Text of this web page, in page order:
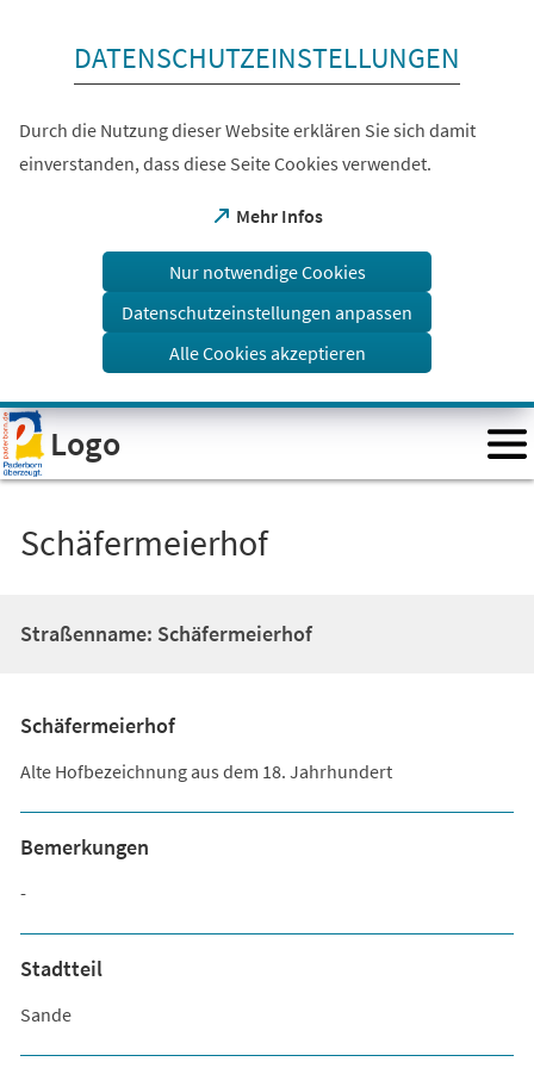
Visuelle
Assistenzsoftware
öffnen.
DATENSCHUTZEINSTELLUNGEN
Durch die Nutzung dieser Website erklären Sie sich damit
einverstanden, dass diese Seite Cookies verwendet.
Mehr Infos
(Öffnet
einem
Tab)
Nur notwendige Cookies
Datenschutzeinstellungen anpassen
Alle Cookies akzeptieren
Logo
Schäfermeierhof
Straßenname: Schäfermeierhof
Schäfermeierhof
Alte Hofbezeichnung aus dem 18. Jahrhundert
Bemerkungen
-
Stadtteil
Sande